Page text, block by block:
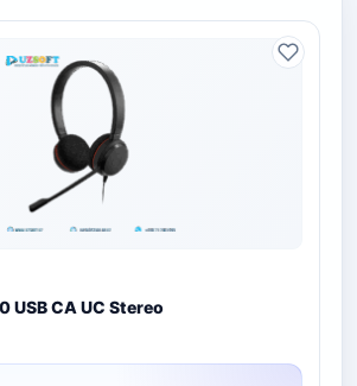
USB CA UC Stereo